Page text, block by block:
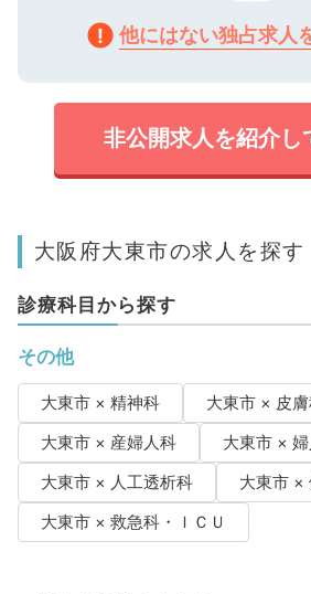
他にはない独占求人
非公開求人を紹介し
大阪府大東市の求人を探す
診療科目から探す
その他
大東市 × 精神科
大東市 × 皮
大東市 × 産婦人科
大東市 ×
大東市 × 人工透析科
大東市 ×
大東市 × 救急科・ＩＣＵ